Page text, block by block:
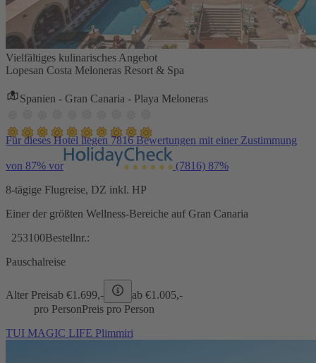
Vielfältiges kulinarisches Angebot
Lopesan Costa Meloneras Resort & Spa
Spanien - Gran Canaria - Playa Meloneras
Für dieses Hotel liegen 7816 Bewertungen mit einer Zustimmung
von 87% vor (7816) 87%
8-tägige Flugreise, DZ inkl. HP
Einer der größten Wellness-Bereiche auf Gran Canaria
253100Bestellnr.:
Pauschalreise
Alter Preisab €1.699,- ab €1.005,-
pro PersonPreis pro Person
TUI MAGIC LIFE Plimmiri